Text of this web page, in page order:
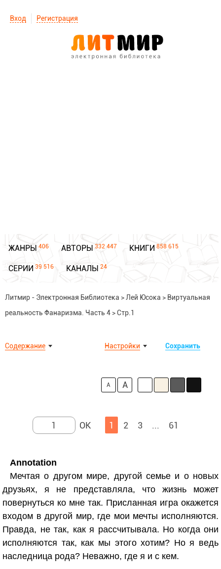
Вход Регистрация
ЖАНРЫ 406 АВТОРЫ 332 447 КНИГИ 858 615
СЕРИИ 39 516 КАНАЛЫ 24
Литмир - Электронная Библиотека > Лей Юсока > Виртуальная
реальность Фанаризма. Часть 4 >Стр.1
Содержание Сохранить
Настройки
A A
1 2 3 ... 61
Annotation
Мечтая о другом мире, другой семье и о новых
друзьях, я не представляла, что жизнь может
повернуться ко мне так. Присланная игра окажется
входом в другой мир, где мои мечты исполняются.
Правда, не так, как я рассчитывала. Но когда они
исполняются так, как мы этого хотим? Но я ведь
наследница рода? Неважно, где я и с кем.